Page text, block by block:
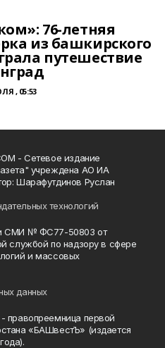
76-летняя
из башкирского
путешествие
, 05:53
- Сетевое издание
учреждена АО ИА
Шарафутдинов Руслан
технологий
СМИ № ФС77-50803 от
службой по надзору в сфере
и массовых
данных
правопреемница первой
«БАШвестЪ» (издается